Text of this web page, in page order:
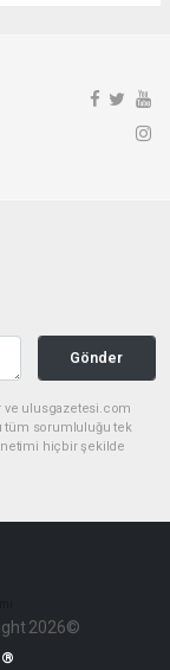
Gönder
ve ulusgazetesi.com
tüm sorumluluğu tek
hiçbir şekilde
2026©
®